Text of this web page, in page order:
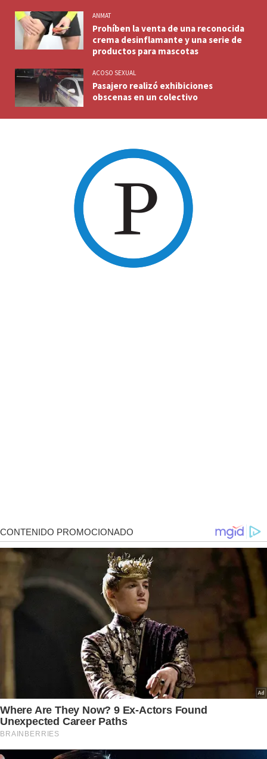
ANMAT
Prohíben la venta de una reconocida
crema desinflamante y una serie de
productos para mascotas
ACOSO SEXUAL
Pasajero realizó exhibiciones
obscenas en un colectivo